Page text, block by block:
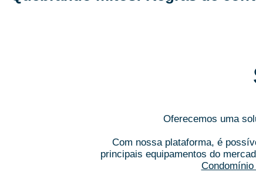
Oferecemos uma
Com nossa plataforma, é
principais equipamentos do